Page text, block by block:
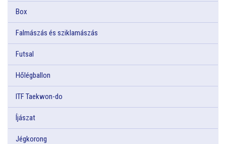
Box
Falmászás és sziklamászás
Futsal
Hőlégballon
ITF Taekwon-do
Íjászat
Jégkorong